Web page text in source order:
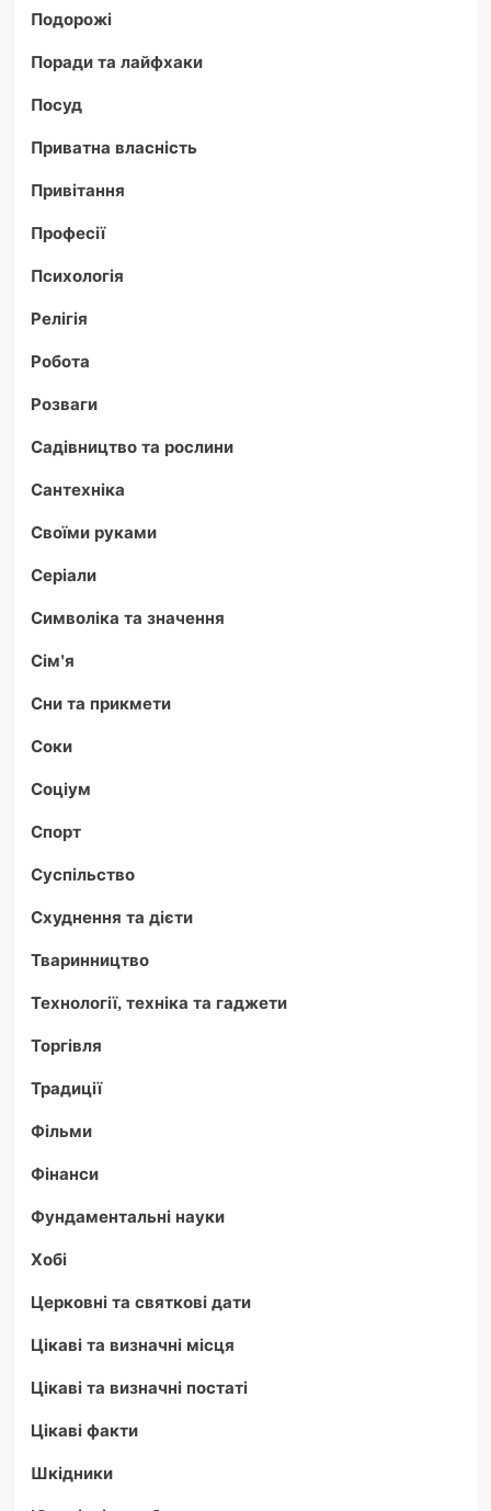
Подорожі
Поради та лайфхаки
Посуд
Приватна власність
Привітання
Професії
Психологія
Релігія
Робота
Розваги
Садівництво та рослини
Сантехніка
Своїми руками
Серіали
Символіка та значення
Сім'я
Сни та прикмети
Соки
Соціум
Спорт
Суспільство
Схуднення та дієти
Тваринництво
Технології, техніка та гаджети
Торгівля
Традиції
Фільми
Фінанси
Фундаментальні науки
Хобі
Церковні та святкові дати
Цікаві та визначні місця
Цікаві та визначні постаті
Цікаві факти
Шкідники